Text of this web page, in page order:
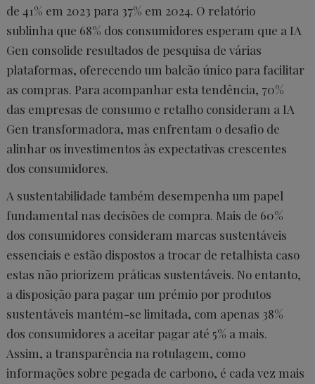
de 41% em 2023 para 37% em 2024. O relatório
sublinha que 68% dos consumidores esperam que a IA
Gen consolide resultados de pesquisa de várias
plataformas, oferecendo um balcão único para facilitar
as compras. Para acompanhar esta tendência, 70%
das empresas de consumo e retalho consideram a IA
Gen transformadora, mas enfrentam o desafio de
alinhar os investimentos às expectativas crescentes
dos consumidores.
A sustentabilidade também desempenha um papel
fundamental nas decisões de compra. Mais de 60%
dos consumidores consideram marcas sustentáveis
essenciais e estão dispostos a trocar de retalhista caso
estas não priorizem práticas sustentáveis. No entanto,
a disposição para pagar um prémio por produtos
sustentáveis mantém-se limitada, com apenas 38%
dos consumidores a aceitar pagar até 5% a mais.
Assim, a transparência na rotulagem, como
informações sobre pegada de carbono, é cada vez mais